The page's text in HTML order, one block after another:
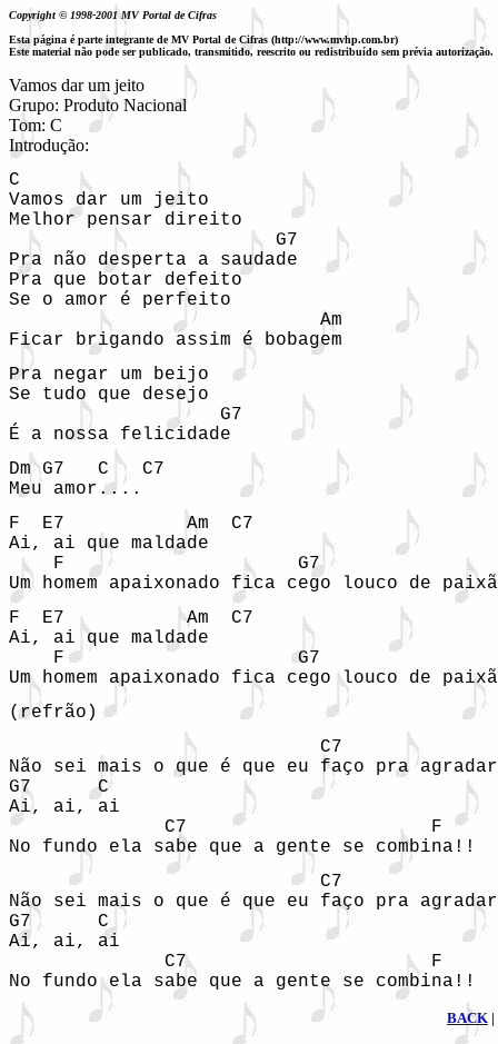
Copyright © 1998-2001 MV Portal de Cifras
Esta página é parte integrante de MV Portal de Cifras (http://www.mvhp.com.br)
Este material não pode ser publicado, transmitido, reescrito ou redistribuído sem prévia autorização.
Vamos dar um jeito
Grupo: Produto Nacional
Tom: C
Introdução:
C
Vamos dar um jeito
Melhor pensar direito
                        G7
Pra não desperta a saudade
Pra que botar defeito
Se o amor é perfeito
                            Am
Ficar brigando assim é bobagem
Pra negar um beijo
Se tudo que desejo
                   G7
É a nossa felicidade
Dm G7   C   C7
Meu amor....
F  E7           Am  C7
Ai, ai que maldade
F                     G7
Um homem apaixonado fica cego louco de
F  E7           Am  C7
Ai, ai que maldade
F                     G7
Um homem apaixonado fica cego louco de
(refrão)
C7
Não sei mais o que é que eu faço pra agradar
G7      C
Ai, ai, ai
C7                      F
No fundo ela sabe que a gente se
C7
Não sei mais o que é que eu faço pra agradar
G7      C
Ai, ai, ai
C7                      F
No fundo ela sabe que a gente se
BACK |